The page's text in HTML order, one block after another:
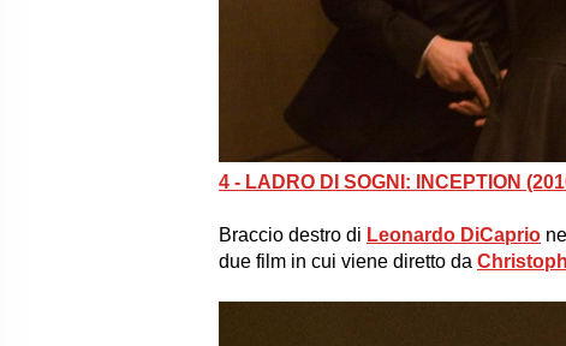
4 - LADRO DI SOGNI: INCEPTION
Braccio destro di Leonardo DiCaprio
due film in cui viene diretto da